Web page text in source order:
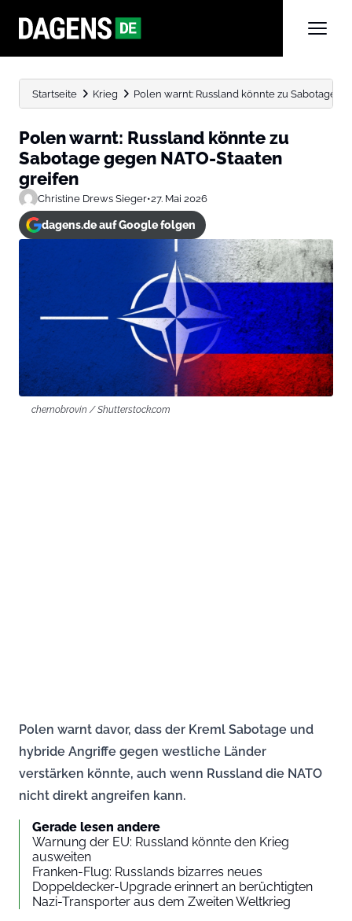
Startseite Krieg Polen warnt: Russland könnte zu Sabotage
Polen warnt: Russland könnte zu
Sabotage gegen NATO-Staaten
greifen
Christine Drews Sieger•27. Mai 2026
dagens.de auf Google folgen
chernobrovin / Shutterstock.com
Polen warnt davor, dass der Kreml Sabotage und
hybride Angriffe gegen westliche Länder
verstärken könnte, auch wenn Russland die NATO
nicht direkt angreifen kann.
Gerade lesen andere
Warnung der EU: Russland könnte den Krieg
ausweiten
Franken-Flug: Russlands bizarres neues
Doppeldecker-Upgrade erinnert an berüchtigten
Nazi-Transporter aus dem Zweiten Weltkrieg